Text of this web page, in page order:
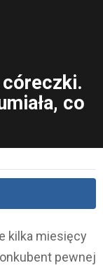
córeczki.
co
kilka miesięcy
pewnej